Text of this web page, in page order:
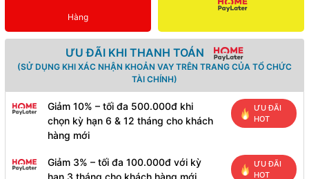
Hàng
ƯU ĐÃI KHI THANH TOÁN
(SỬ DỤNG KHI XÁC NHẬN KHOẢN VAY TRÊN TRANG CỦA TỔ CHỨC
TÀI CHÍNH)
Giảm 10% – tối đa 500.000đ khi
chọn kỳ hạn 6 & 12 tháng cho khách
hàng mới
ƯU ĐÃI
HOT
Giảm 3% – tối đa 100.000đ với kỳ
hạn 3 tháng cho khách hàng mới
ƯU ĐÃI
HOT